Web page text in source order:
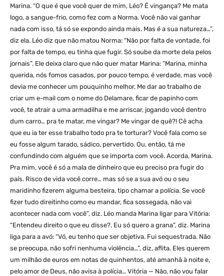
Marina. “O que é que você quer de mim, Léo? É vingança? Me mata
logo, a sangue-frio, como fez com a Norma. Você não vai ganhar
nada com isso, tá só se expondo ainda mais. Mas é a sua natureza…”,
diz ela. Léo diz que não matou Norma: “Não por falta de vontade, foi
por falta de tempo, eu tinha que fugir. Só soube da morte dela pelos
jornais”. Ele deixa claro que não quer matar Marina: “Marina, minha
querida, nós fomos casados, por pouco tempo, é verdade, mas você
devia me conhecer um pouquinho melhor. Me dar ao trabalho de
criar um e-mail com o nome do Delamare, ficar de papinho com
você, te atrair a uma armadilha e me arriscar, jogando você dentro
dum carro… pra te matar, me vingar? Me vingar de quê?! Cê acha
que eu ia ter esse trabalho todo pra te torturar? Você fala como se
eu fosse algum tarado, sádico, pervertido. Ou, então, tá me
confundindo com alguém que se importa com você. Acorda, Marina.
Pra mim, você é só a mala de dinheiro que eu preciso pra fugir do
país. Risco de vida você corre… mas só se a sua avó ou o seu
maridinho fizerem alguma besteira, tipo chamar a polícia. Se você
fizer tudo direitinho como eu mandar, fica sossegada, não vai
acontecer nada com você”, diz. Léo manda Marina ligar para Vitória:
“Entendeu direito o que eu disse?. Eu só quero a grana”, diz. Marina
liga para a avó: “Vó, eu tenho que ser objetiva. Fui sequestrada. Não
se preocupa, não sofri nenhuma violência…”, diz, aflita. Eles querem
um milhão de euros em notas de quinhentos, até amanhã à noite e,
pelo amor de Deus, não avisa à polícia… Vitória — Não, não vou falar